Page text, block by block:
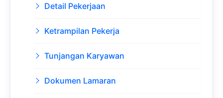
Detail Pekerjaan
Ketrampilan Pekerja
Tunjangan Karyawan
Dokumen Lamaran